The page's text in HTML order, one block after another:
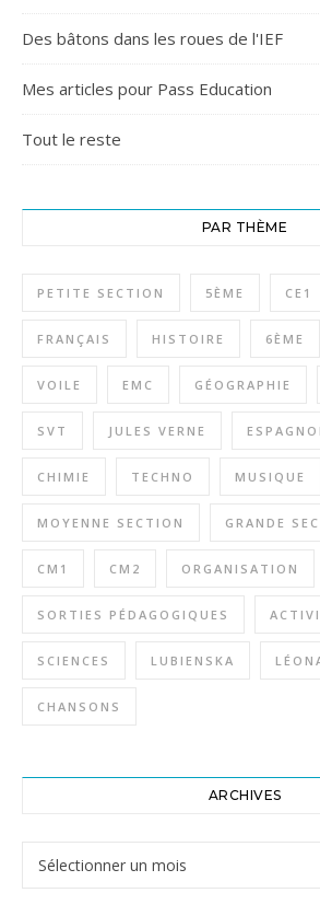
Des bâtons dans les roues de l'IEF
Mes articles pour Pass Education
Tout le reste
PAR THÈME
PETITE SECTION 5ÈME CE1
FRANÇAIS HISTOIRE 6ÈME
VOILE EMC GÉOGRAPHIE
SVT JULES VERNE ESPAGNOL
CHIMIE TECHNO MUSIQUE
MOYENNE SECTION GRANDE
CM1 CM2 ORGANISATION
SORTIES PÉDAGOGIQUES
SCIENCES LUBIENSKA
CHANSONS
ARCHIVES